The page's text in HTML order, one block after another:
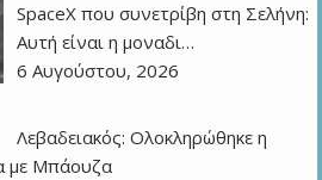
SpaceX που συνετρίβη στη Σελήνη:
Αυτή είναι η μοναδι…
6 Αυγούστου, 2026
Λεβαδειακός: Ολοκληρώθηκε η
με Μπάουζα